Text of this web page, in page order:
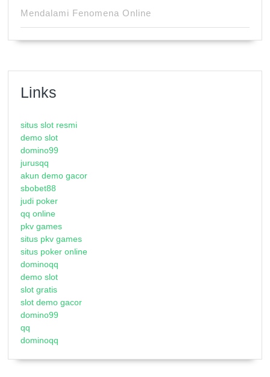
Mendalami Fenomena Online
Links
situs slot resmi
demo slot
domino99
jurusqq
akun demo gacor
sbobet88
judi poker
qq online
pkv games
situs pkv games
situs poker online
dominoqq
demo slot
slot gratis
slot demo gacor
domino99
qq
dominoqq